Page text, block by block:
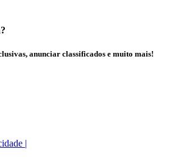
anunciar classificados e muito mais!
|